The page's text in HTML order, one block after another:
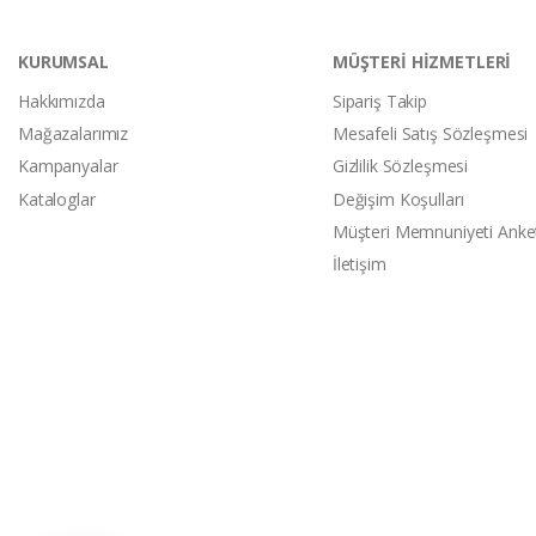
KURUMSAL
Hakkımızda
Mağazalarımız
Kampanyalar
Kataloglar
MÜŞTERİ HİZMETLERİ
Sipariş Takip
Mesafeli Satış Sözleşmesi
Gizlilik Sözleşmesi
Değişim Koşulları
Müşteri Memnuniyeti
İletişim